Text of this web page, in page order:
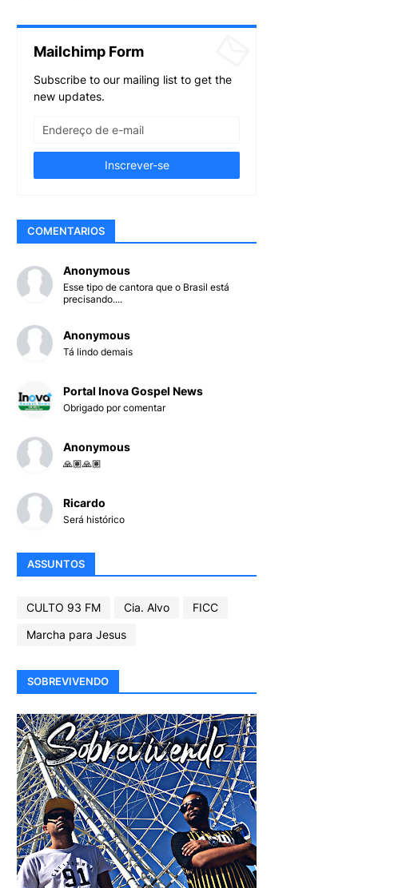
Mailchimp Form
Subscribe to our mailing list to get the
new updates.
COMENTARIOS
Anonymous
Esse tipo de cantora que o Brasil está
precisando....
Anonymous
Tá lindo demais
Portal Inova Gospel News
Obrigado por comentar
Anonymous
🙏🏽🙏🏽
Ricardo
Será histórico
ASSUNTOS
CULTO 93 FM Cia. Alvo
FICC
Marcha para Jesus
SOBREVIVENDO